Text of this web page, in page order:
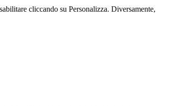
cliccando su Personalizza. Diversamente,